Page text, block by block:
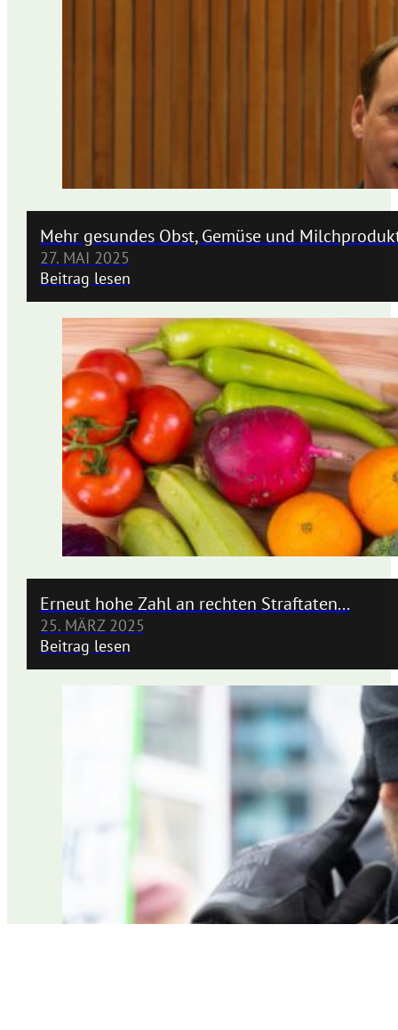
Mehr gesundes Obst, Gemüse und
27. MAI 2025
Beitrag lesen
Erneut hohe Zahl an rechten Straftaten...
25. MÄRZ 2025
Beitrag lesen